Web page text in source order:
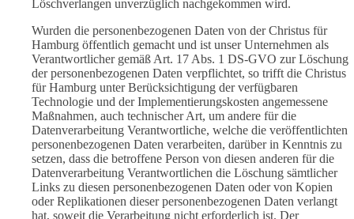
Löschverlangen unverzüglich nachgekommen wird.
Wurden die personenbezogenen Daten von der Christus für
Hamburg öffentlich gemacht und ist unser Unternehmen als
Verantwortlicher gemäß Art. 17 Abs. 1 DS-GVO zur Löschung
der personenbezogenen Daten verpflichtet, so trifft die Christus
für Hamburg unter Berücksichtigung der verfügbaren
Technologie und der Implementierungskosten angemessene
Maßnahmen, auch technischer Art, um andere für die
Datenverarbeitung Verantwortliche, welche die veröffentlichten
personenbezogenen Daten verarbeiten, darüber in Kenntnis zu
setzen, dass die betroffene Person von diesen anderen für die
Datenverarbeitung Verantwortlichen die Löschung sämtlicher
Links zu diesen personenbezogenen Daten oder von Kopien
oder Replikationen dieser personenbezogenen Daten verlangt
hat, soweit die Verarbeitung nicht erforderlich ist. Der